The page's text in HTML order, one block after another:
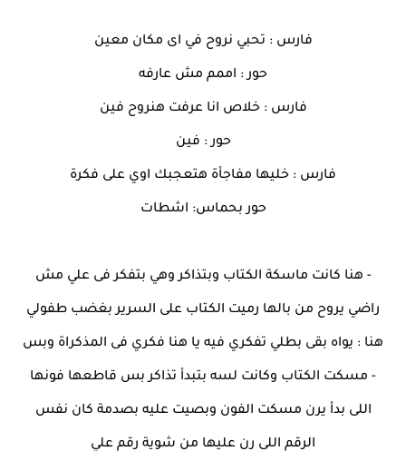
فارس : تحبي نروح في اى مكان معين
حور : اممم مش عارفه
فارس : خلاص انا عرفت هنروح فين
حور : فين
فارس : خليها مفاجأة هتعجبك اوي على فكرة
حور بحماس: اشطات
- هنا كانت ماسكة الكتاب وبتذاكر وهي بتفكر فى علي مش
راضي يروح من بالها رميت الكتاب على السرير بغضب طفولي
هنا : يواه بقى بطلي تفكري فيه يا هنا فكري فى المذكراة وبس
- مسكت الكتاب وكانت لسه بتبدأ تذاكر بس قاطعها فونها
اللى بدأ يرن مسكت الفون وبصيت عليه بصدمة كان نفس
الرقم اللى رن عليها من شوية رقم علي